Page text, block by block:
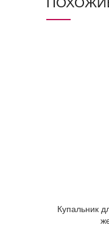
ВЫБЕРИТЕ
Купальник